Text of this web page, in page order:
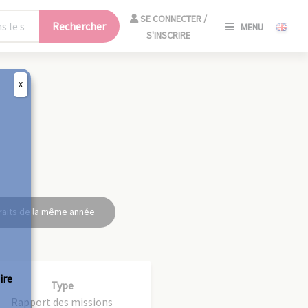
Rechercher
SE CONNECTER /
S'INSCRIRE
MENU
de la même année
Type
Rapport des missions
X